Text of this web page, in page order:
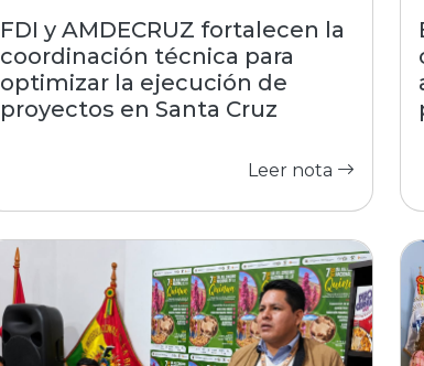
FDI y AMDECRUZ fortalecen la
coordinación técnica para
optimizar la ejecución de
proyectos en Santa Cruz
Leer nota